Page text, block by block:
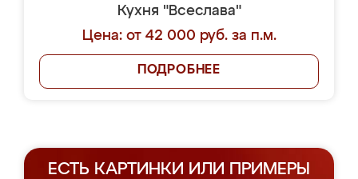
Кухня "Всеслава"
Цена: от 42 000 руб. за п.м.
ПОДРОБНЕЕ
ЕСТЬ КАРТИНКИ ИЛИ ПРИМЕРЫ